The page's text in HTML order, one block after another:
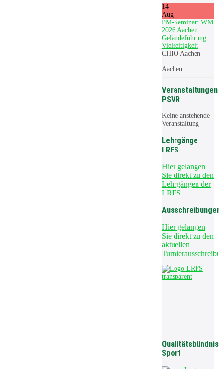
14
Aug
PM-Seminar: WM
2026 Aachen:
Geländeführung
Vielseitigkeit
CHIO Aachen
-
Aachen
Veranstaltungen
PSVR
Keine anstehende
Veranstaltung
Lehrgänge
LRFS
Hier gelangen
Sie direkt zu den
Lehrgängen der
LRFS.
Hier gelangen
Sie direkt zu den
aktuellen
Qualitätsbündnis
Sport